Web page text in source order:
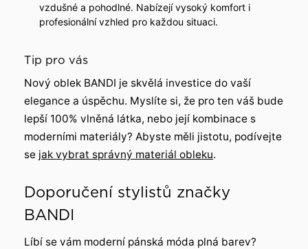
vzdušné a pohodlné. Nabízejí vysoký komfort i
profesionální vzhled pro každou situaci.
Tip pro vás
Nový oblek BANDI je skvělá investice do vaší
elegance a úspěchu. Myslíte si, že pro ten váš bude
lepší 100% vlněná látka, nebo její kombinace s
moderními materiály? Abyste měli jistotu, podívejte
se jak vybrat správný materiál obleku.
Doporučení stylistů značky
BANDI
Líbí se vám moderní pánská móda plná barev?